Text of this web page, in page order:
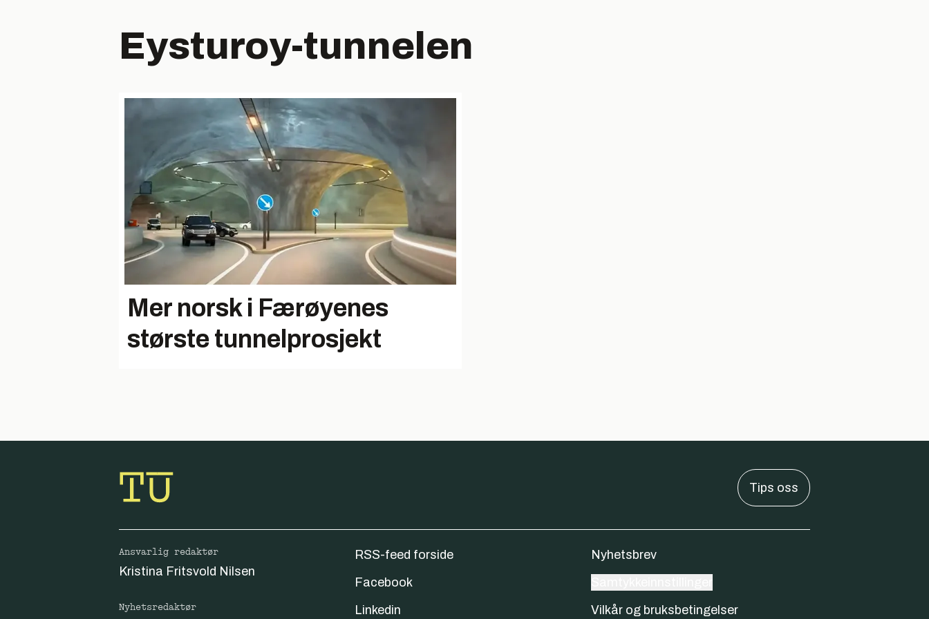
Eysturoy-tunnelen
Mer norsk i Færøyenes
største tunnelprosjekt
Tips oss
Ansvarlig redaktør
Kristina Fritsvold Nilsen
Nyhetsredaktør
RSS-feed forside
Facebook
Linkedin
Nyhetsbrev
Vilkår og bruksbetingelser